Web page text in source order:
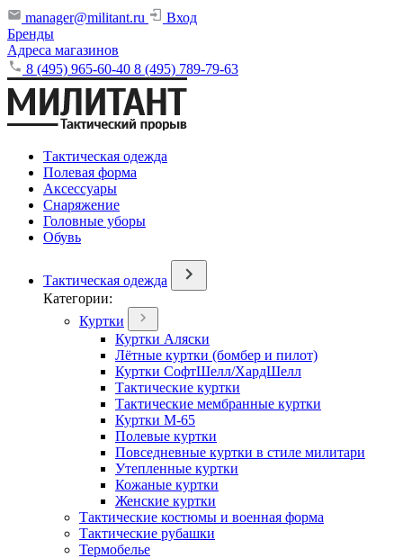
manager@militant.ru
Вход
Бренды
Адреса магазинов
8 (495) 965-60-40 8 (495) 789-79-63
Тактическая одежда
Полевая форма
Аксессуары
Снаряжение
Головные уборы
Обувь
Тактическая одежда
Категории:
Куртки
Куртки Аляски
Лётные куртки (бомбер и пилот)
Куртки СофтШелл/ХардШелл
Тактические куртки
Тактические мембранные куртки
Куртки М-65
Полевые куртки
Повседневные куртки в стиле милитари
Утепленные куртки
Кожаные куртки
Женские куртки
Тактические костюмы и военная форма
Тактические рубашки
Термобелье